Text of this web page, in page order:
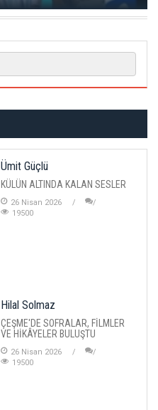
Ümit Güçlü
KÜLÜN ALTINDA KALAN SESLER
26 Nisan 2026
19500
Hilal Solmaz
ÇEŞME'DE SOFRALAR, FİLMLER
VE HİKÂYELER BULUŞTU
26 Nisan 2026
19500